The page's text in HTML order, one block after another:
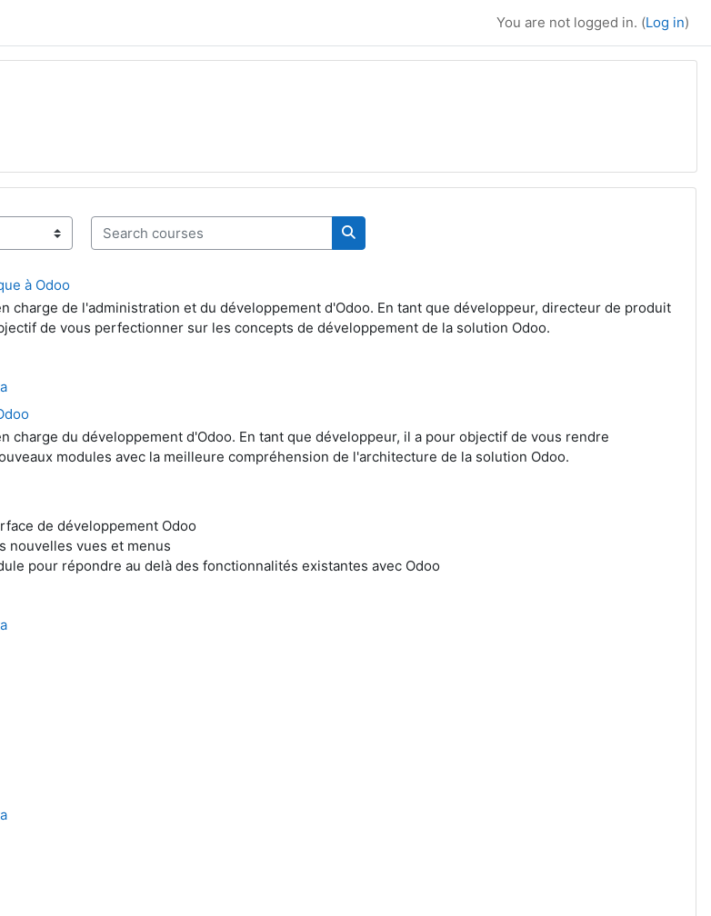
You are not logged in. (Log in)
Search courses
Search courses
à Odoo
charge de l'administration et du développement d'Odoo. En tant que développeur, directeur de produit
de vous perfectionner sur les concepts de développement de la solution Odoo.
charge du développement d'Odoo. En tant que développeur, il a pour objectif de vous rendre
modules avec la meilleure compréhension de l'architecture de la solution Odoo.
de développement Odoo
nouvelles vues et menus
pour répondre au delà des fonctionnalités existantes avec Odoo